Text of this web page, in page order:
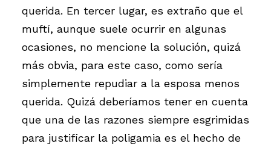
querida. En tercer lugar, es extraño que el
muftí, aunque suele ocurrir en algunas
ocasiones, no mencione la solución, quizá
más obvia, para este caso, como sería
simplemente repudiar a la esposa menos
querida. Quizá deberíamos tener en cuenta
que una de las razones siempre esgrimidas
para justificar la poligamia es el hecho de